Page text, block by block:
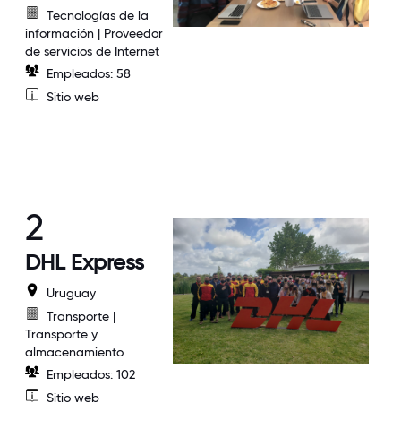
Tecnologías de la
información | Proveedor
de servicios de Internet
Empleados: 58
Sitio web
2
DHL Express
Uruguay
Transporte |
Transporte y
almacenamiento
Empleados: 102
Sitio web